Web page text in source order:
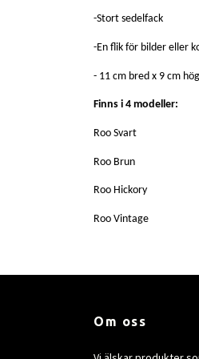
-Stort sedelfack
-En flik för bilder eller
- 11 cm bred x 9 cm hög
Finns i 4 modeller:
Roo Svart
Roo Brun
Roo Hickory
Roo Vintage
Om oss